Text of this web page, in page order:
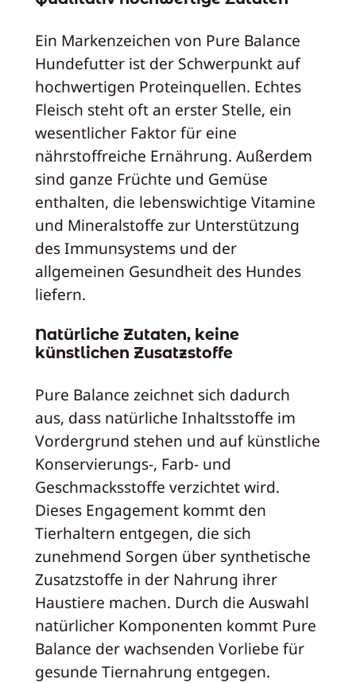
Ein Markenzeichen von Pure Balance
Hundefutter ist der Schwerpunkt auf
hochwertigen Proteinquellen. Echtes
Fleisch steht oft an erster Stelle, ein
wesentlicher Faktor für eine
nährstoffreiche Ernährung. Außerdem
sind ganze Früchte und Gemüse
enthalten, die lebenswichtige Vitamine
und Mineralstoffe zur Unterstützung
des Immunsystems und der
allgemeinen Gesundheit des Hundes
liefern.
Natürliche Zutaten, keine
künstlichen Zusatzstoffe
Pure Balance zeichnet sich dadurch
aus, dass natürliche Inhaltsstoffe im
Vordergrund stehen und auf künstliche
Konservierungs-, Farb- und
Geschmacksstoffe verzichtet wird.
Dieses Engagement kommt den
Tierhaltern entgegen, die sich
zunehmend Sorgen über synthetische
Zusatzstoffe in der Nahrung ihrer
Haustiere machen. Durch die Auswahl
natürlicher Komponenten kommt Pure
Balance der wachsenden Vorliebe für
gesunde Tiernahrung entgegen.